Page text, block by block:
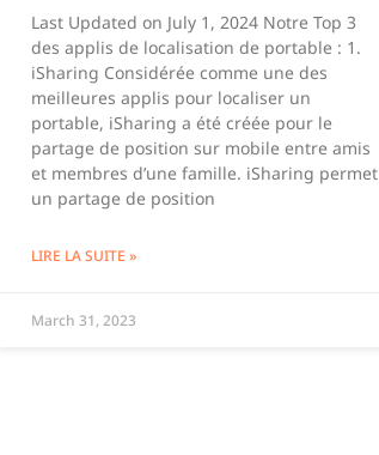
Last Updated on July 1, 2024 Notre Top 3
des applis de localisation de portable : 1.
iSharing Considérée comme une des
meilleures applis pour localiser un
portable, iSharing a été créée pour le
partage de position sur mobile entre amis
et membres d’une famille. iSharing permet
un partage de position
LIRE LA SUITE »
March 31, 2023